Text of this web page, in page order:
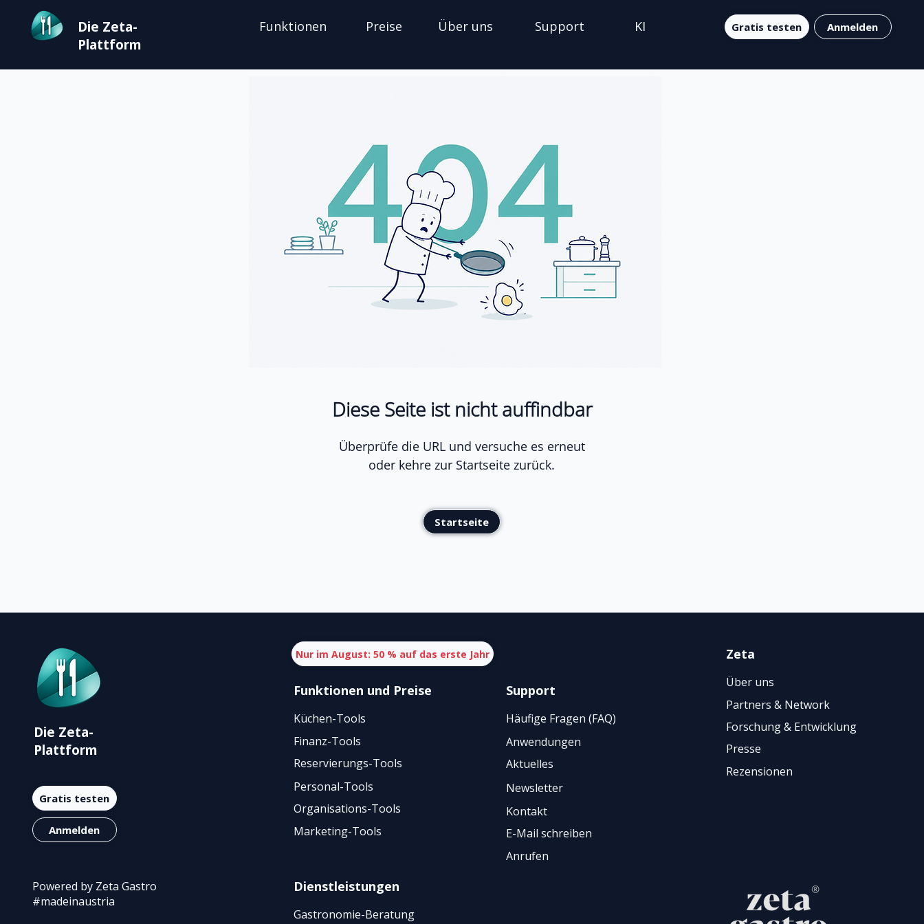
Die Zeta-
Plattform
Funktionen Preise Über uns Support KI Gratis testen Anmelden
Diese Seite ist nicht auffindbar
Überprüfe die URL und versuche es erneut
oder kehre zur Startseite zurück.
Startseite
Die Zeta-
Plattform
Gratis testen
Anmelden
Powered by Zeta Gastro
#madeinaustria
Nur im August: 50 % auf das erste Jahr
Funktionen und Preise
Küchen-Tools
Support
Häufige Fragen (FAQ)
Finanz-Tools
Reservierungs-Tools
Personal-Tools
Organisations-Tools
Marketing-Tools
Aktuelles
Newsletter
Kontakt
E-Mail schreiben
Anrufen
Dienstleistungen
Gastronomie-Beratung
Zeta
Über uns
Partners & Network
Forschung & Entwicklung
Presse
Rezensionen
Anwendungen